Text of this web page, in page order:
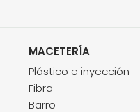
MACETERÍA
Plástico e inyección
Fibra
Barro